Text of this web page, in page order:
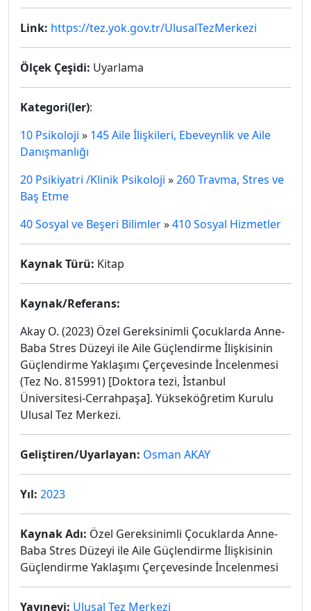
Link: https://tez.yok.gov.tr/UlusalTezMerkezi
Ölçek Çeşidi: Uyarlama
Kategori(ler):
10 Psikoloji » 145 Aile İlişkileri, Ebeveynlik ve Aile
Danışmanlığı
20 Psikiyatri /Klinik Psikoloji »260 Travma, Stres ve
Baş Etme
40 Sosyal ve Beşeri Bilimler»410 Sosyal Hizmetler
Kaynak Türü: Kitap
Kaynak/Referans:
Akay O. (2023) Özel Gereksinimli Çocuklarda Anne-
Baba Stres Düzeyi ile Aile Güçlendirme İlişkisinin
Güçlendirme Yaklaşımı Çerçevesinde İncelenmesi
(Tez No. 815991) [Doktora tezi, İstanbul
Üniversitesi-Cerrahpaşa]. Yükseköğretim Kurulu
Ulusal Tez Merkezi.
Geliştiren/Uyarlayan: Osman AKAY
Yıl: 2023
Kaynak Adı: Özel Gereksinimli Çocuklarda Anne-
Baba Stres Düzeyi ile Aile Güçlendirme İlişkisinin
Güçlendirme Yaklaşımı Çerçevesinde İncelenmesi
Yayınevi: Ulusal Tez Merkezi